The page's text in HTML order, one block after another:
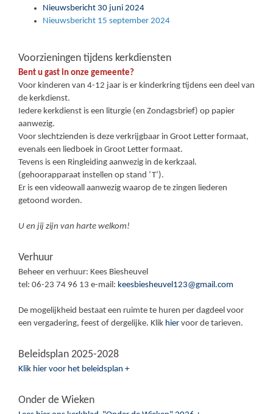
Nieuwsbericht 30 juni 2024
Nieuwsbericht 15 september 2024
Voorzieningen tijdens kerkdiensten
Bent u gast in onze gemeente?
Voor kinderen van 4-12 jaar is er kinderkring tijdens een deel van
de kerkdienst.
Iedere kerkdienst is een liturgie (en Zondagsbrief) op papier
aanwezig.
Voor slechtzienden is deze verkrijgbaar in Groot Letter formaat,
evenals een liedboek in Groot Letter formaat.
Tevens is een Ringleiding aanwezig in de kerkzaal.
(gehoorapparaat instellen op stand ‘T’).
Er is een videowall aanwezig waarop de te zingen liederen
getoond worden.
U en jij zijn van harte welkom!
Verhuur
Beheer en verhuur: Kees Biesheuvel
tel: 06-23 74 96 13 e-mail: keesbiesheuvel123@gmail.com
De mogelijkheid bestaat een ruimte te huren per dagdeel voor
een vergadering, feest of dergelijke. Klik hier voor de tarieven.
Beleidsplan 2025-2028
Klik hier voor het beleidsplan +
Onder de Wieken